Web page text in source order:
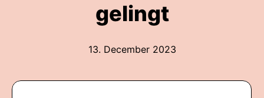
gelingt
13. December 2023